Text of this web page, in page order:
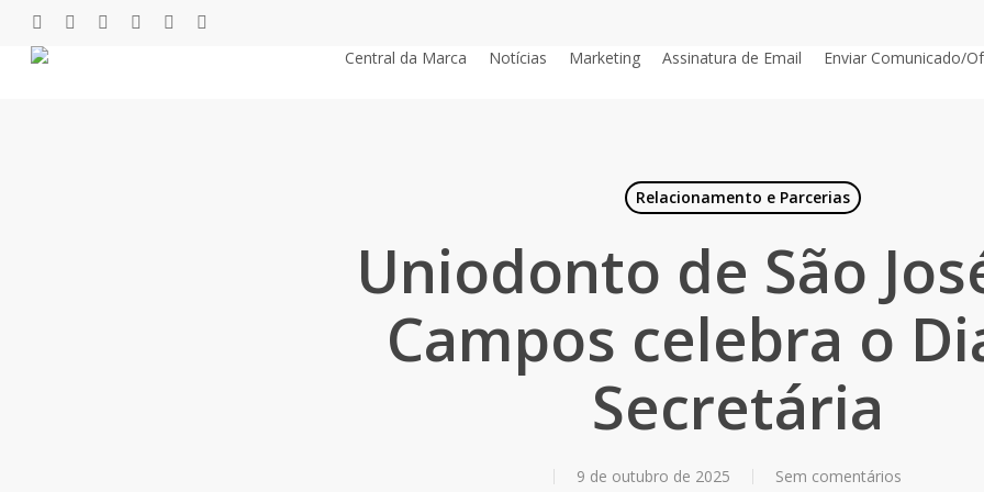
Pular
Central da Marca Notícias Marketing Assinatura de Email Enviar Comunicado/
Relacionamento e Parcerias
Uniodonto de São
Campos celebra o
Secretária
9 de outubro de 2025 Sem comentários